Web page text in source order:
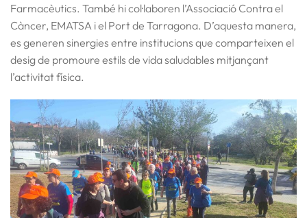
Farmacèutics. També hi col·laboren l’Associació Contra el
Càncer, EMATSA i el Port de Tarragona. D’aquesta manera,
es generen sinergies entre institucions que comparteixen el
desig de promoure estils de vida saludables mitjançant
l’activitat física.